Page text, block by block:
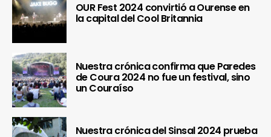
OUR Fest 2024 convirtió a Ourense en
la capital del Cool Britannia
Nuestra crónica confirma que Paredes
de Coura 2024 no fue un festival, sino
un Couraíso
Nuestra crónica del Sinsal 2024 prueba